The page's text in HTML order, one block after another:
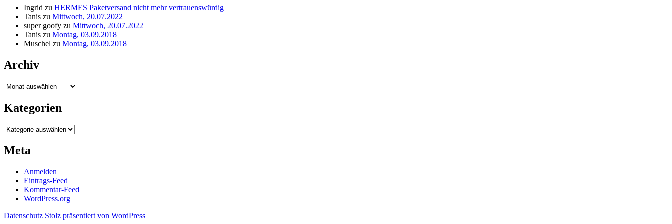
Ingrid zu HERMES Paketversand nicht mehr vertrauenswürdig
Tanis zu Mittwoch, 20.07.2022
super goofy zu Mittwoch, 20.07.2022
Tanis zu Montag, 03.09.2018
Muschel zu Montag, 03.09.2018
Archiv
Archiv
Kategorien
Kategorien
Meta
Anmelden
Eintrags-Feed
Kommentar-Feed
WordPress.org
Datenschutz Stolz präsentiert von WordPress